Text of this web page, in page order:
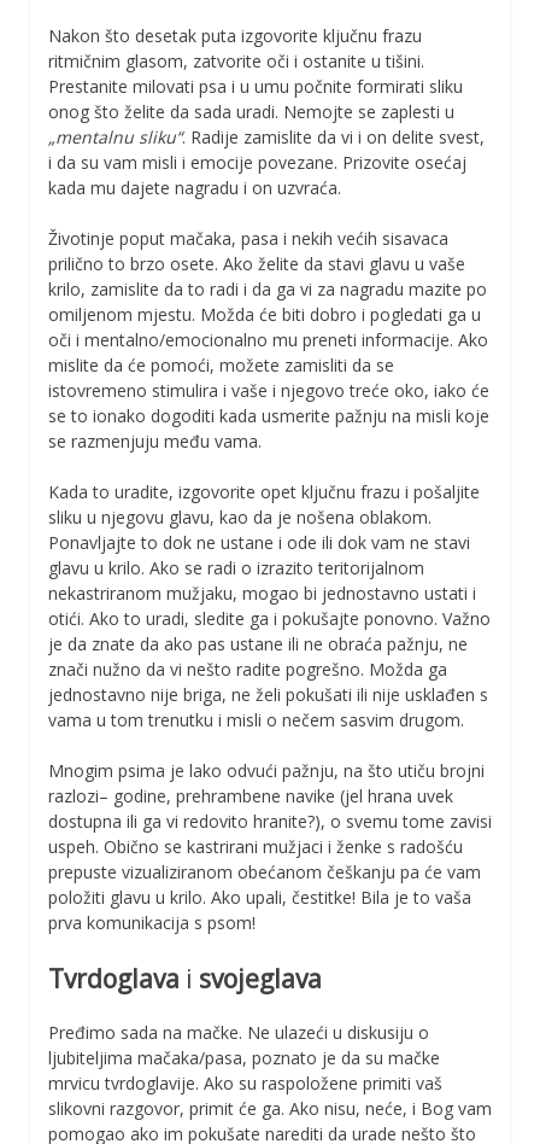
Nakon što desetak puta izgovorite ključnu frazu
ritmičnim glasom, zatvorite oči i ostanite u tišini.
Prestanite milovati psa i u umu počnite formirati sliku
onog što želite da sada uradi. Nemojte se zaplesti u
„mentalnu sliku“. Radije zamislite da vi i on delite svest,
i da su vam misli i emocije povezane. Prizovite osećaj
kada mu dajete nagradu i on uzvraća.
Životinje poput mačaka, pasa i nekih većih sisavaca
prilično to brzo osete. Ako želite da stavi glavu u vaše
krilo, zamislite da to radi i da ga vi za nagradu mazite po
omiljenom mjestu. Možda će biti dobro i pogledati ga u
oči i mentalno/emocionalno mu preneti informacije. Ako
mislite da će pomoći, možete zamisliti da se
istovremeno stimulira i vaše i njegovo treće oko, iako će
se to ionako dogoditi kada usmerite pažnju na misli koje
se razmenjuju među vama.
Kada to uradite, izgovorite opet ključnu frazu i pošaljite
sliku u njegovu glavu, kao da je nošena oblakom.
Ponavljajte to dok ne ustane i ode ili dok vam ne stavi
glavu u krilo. Ako se radi o izrazito teritorijalnom
nekastriranom mužjaku, mogao bi jednostavno ustati i
otići. Ako to uradi, sledite ga i pokušajte ponovno. Važno
je da znate da ako pas ustane ili ne obraća pažnju, ne
znači nužno da vi nešto radite pogrešno. Možda ga
jednostavno nije briga, ne želi pokušati ili nije usklađen s
vama u tom trenutku i misli o nečem sasvim drugom.
Mnogim psima je lako odvući pažnju, na što utiču brojni
razlozi– godine, prehrambene navike (jel hrana uvek
dostupna ili ga vi redovito hranite?), o svemu tome zavisi
uspeh. Obično se kastrirani mužjaci i ženke s radošću
prepuste vizualiziranom obećanom češkanju pa će vam
položiti glavu u krilo. Ako upali, čestitke! Bila je to vaša
prva komunikacija s psom!
Tvrdoglava i svojeglava
Pređimo sada na mačke. Ne ulazeći u diskusiju o
ljubiteljima mačaka/pasa, poznato je da su mačke
mrvicu tvrdoglavije. Ako su raspoložene primiti vaš
slikovni razgovor, primit će ga. Ako nisu, neće, i Bog vam
pomogao ako im pokušate narediti da urade nešto što